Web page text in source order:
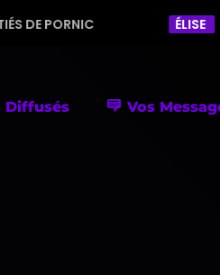
ÉLISE BELLE
Diffusés Vos